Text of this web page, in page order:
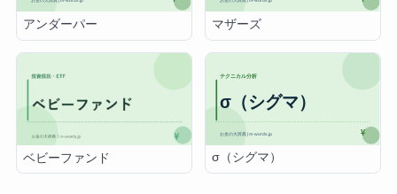
アンダーパー マザーズ
ベビーファンド σ（シグマ）